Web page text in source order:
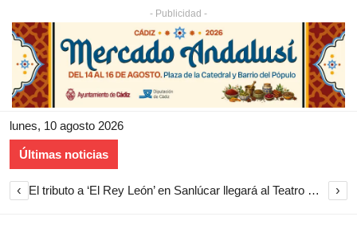
- Publicidad -
lunes, 10 agosto 2026
Últimas noticias
‹ El tributo a ‘El Rey León’ en Sanlúcar llegará al Teatro Municipal el 25 de agosto ›